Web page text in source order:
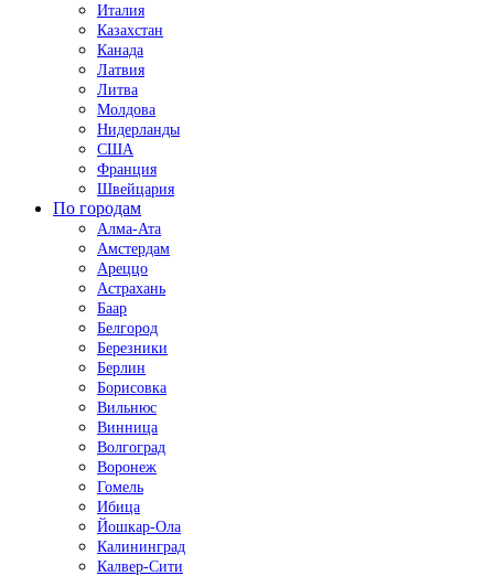
Италия
Казахстан
Канада
Латвия
Литва
Молдова
Нидерланды
США
Франция
Швейцария
По городам
Алма-Ата
Амстердам
Ареццо
Астрахань
Баар
Белгород
Березники
Берлин
Борисовка
Вильнюс
Винница
Волгоград
Воронеж
Гомель
Ибица
Йошкар-Ола
Калининград
Калвер-Сити